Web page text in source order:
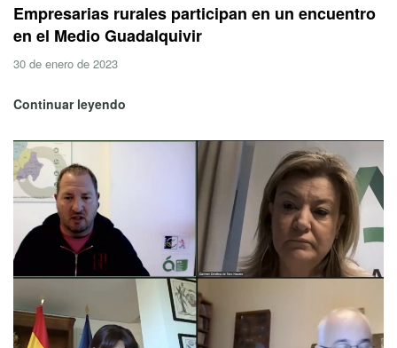
Empresarias rurales participan en un encuentro
en el Medio Guadalquivir
30 de enero de 2023
Continuar leyendo